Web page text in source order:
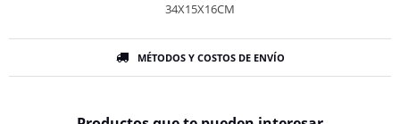
34X15X16CM
MÉTODOS Y COSTOS DE ENVÍO